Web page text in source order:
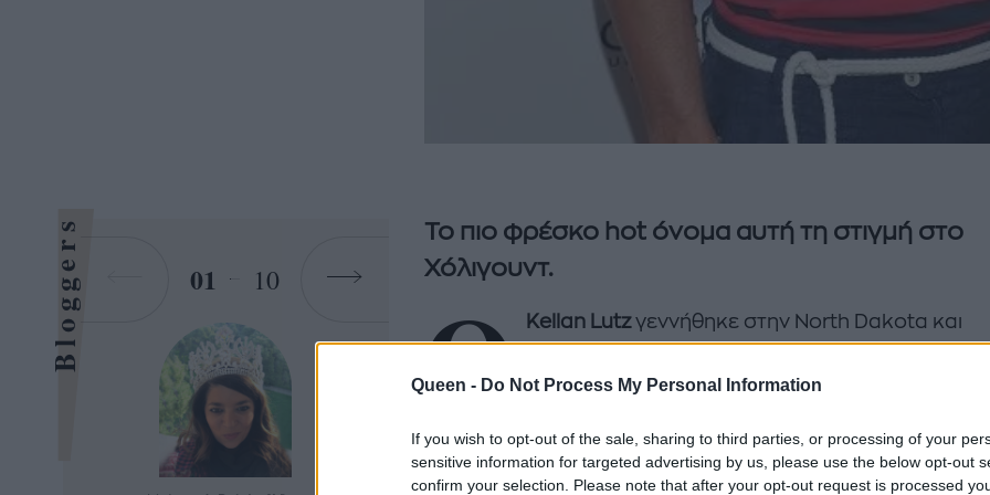
Queen - Do Not Process My Personal Information
If you wish to opt-out of the sale, sharing to third parties, or processing of your
sensitive information for targeted advertising by us, please use the below opt-out
confirm your selection. Please note that after your opt-out request is processed
Το πιο φρέσκο hot όνομα αυτή τη στιγμή στο
Χόλιγουντ.
Ο Kellan Lutzγεννήθηκε στην Νorth Dakota και
το γυμνάσιο μετακόμισε στην California για να
γρήγορα, όπως συμβαίνει σε αυτές τις περιπτώσεις, τον
βιομηχανία του θεάματος.
Bloggers 01 10